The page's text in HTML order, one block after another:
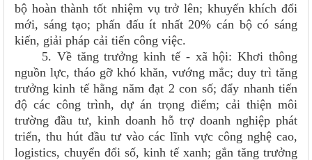
bộ hoàn thành tốt nhiệm vụ trở lên; khuyến khích đổi
mới, sáng tạo; phấn đấu ít nhất 20% cán bộ có sáng
kiến, giải pháp cải tiến công việc.
5. Về tăng trưởng kinh tế - xã hội: Khơi thông
nguồn lực, tháo gỡ khó khăn, vướng mắc; duy trì tăng
trưởng kinh tế hằng năm đạt 2 con số; đẩy nhanh tiến
độ các công trình, dự án trọng điểm; cải thiện môi
trường đầu tư, kinh doanh hỗ trợ doanh nghiệp phát
triển, thu hút đầu tư vào các lĩnh vực công nghệ cao,
logistics, chuyển đổi số, kinh tế xanh; gắn tăng trưởng